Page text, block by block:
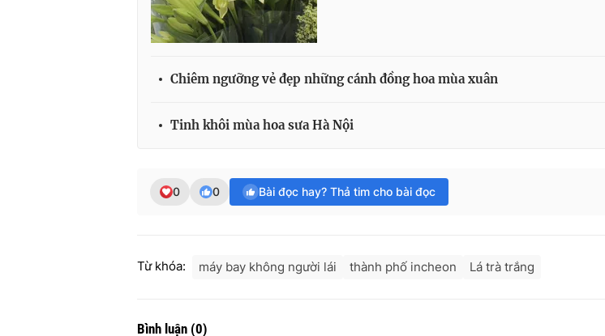
Chiêm ngưỡng vẻ đẹp những cánh đồng hoa mùa xuân
Tinh khôi mùa hoa sưa Hà Nội
0 0 Bài đọc hay? Thả tim cho bài đọc
Từ khóa: máy bay không người lái thành phố incheon Lá trà trắng
Bình luận (0)